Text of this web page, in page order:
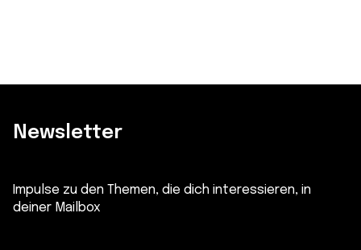
Newsletter
Impulse zu den Themen, die dich interessieren, in
deiner Mailbox